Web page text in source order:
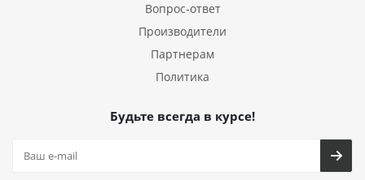
Вопрос-ответ
Производители
Партнерам
Политика
Будьте всегда в курсе!